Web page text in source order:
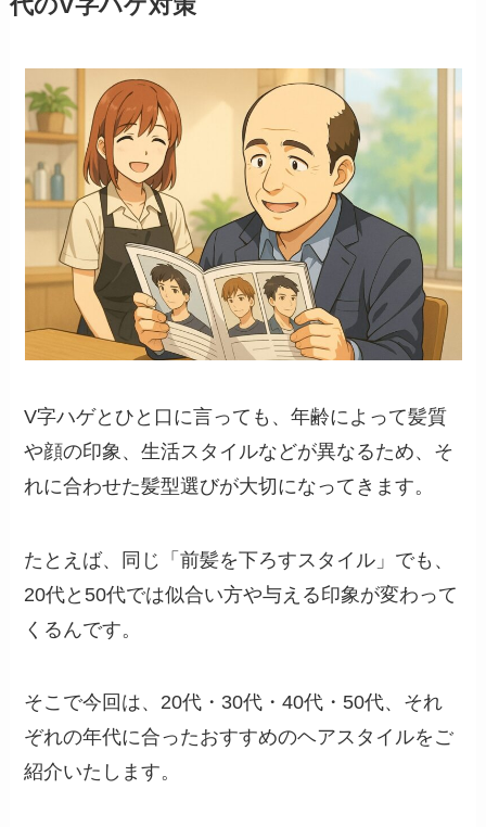
代のV字ハゲ対策
V字ハゲとひと口に言っても、年齢によって髪質
や顔の印象、生活スタイルなどが異なるため、そ
れに合わせた髪型選びが大切になってきます。
たとえば、同じ「前髪を下ろすスタイル」でも、
20代と50代では似合い方や与える印象が変わって
くるんです。
そこで今回は、20代・30代・40代・50代、それ
ぞれの年代に合ったおすすめのヘアスタイルをご
紹介いたします。